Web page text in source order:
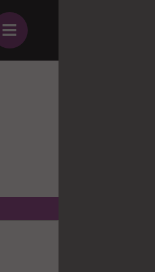
≡